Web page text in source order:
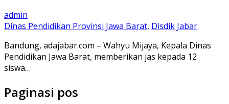
admin
Dinas Pendidikan Provinsi Jawa Barat, Disdik Jabar
Bandung, adajabar.com – Wahyu Mijaya, Kepala Dinas
Pendidikan Jawa Barat, memberikan jas kepada 12
siswa…
Paginasi pos